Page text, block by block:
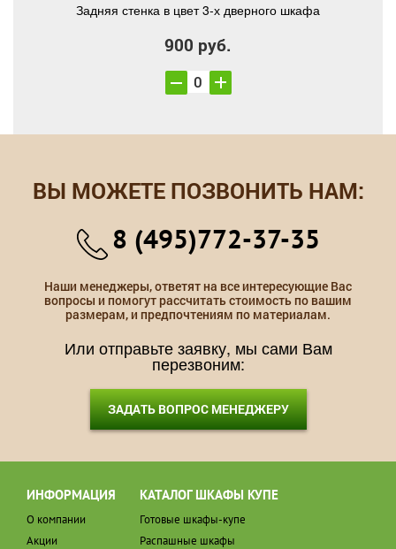
Задняя стенка в цвет 3-х дверного шкафа
900 руб.
ВЫ МОЖЕТЕ ПОЗВОНИТЬ НАМ:
8 (495)772-37-35
Наши менеджеры, ответят на все интересующие Вас
вопросы и помогут рассчитать стоимость по вашим
размерам, и предпочтениям по материалам.
Или отправьте заявку, мы сами Вам
перезвоним:
ЗАДАТЬ ВОПРОС МЕНЕДЖЕРУ
ИНФОРМАЦИЯ
О компании
Акции
КАТАЛОГ ШКАФЫ КУПЕ
Готовые шкафы-купе
Распашные шкафы